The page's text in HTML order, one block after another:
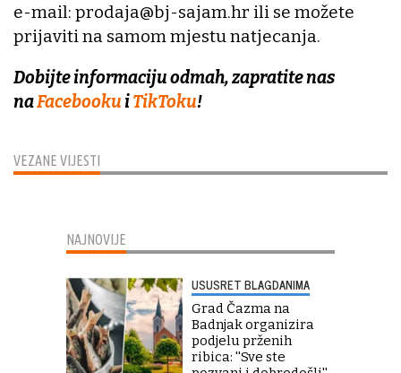
VEZANE VIJESTI
e-mail: prodaja@bj-sajam.hr ili se možete
prijaviti na samom mjestu natjecanja.
Dobijte informaciju odmah, zapratite nas
naFacebookuiTikToku!
NAJNOVIJE
USUSRET BLAGDANIMA
Grad Čazma na
Badnjak organizira
podjelu prženih
ribica: ''Sve ste